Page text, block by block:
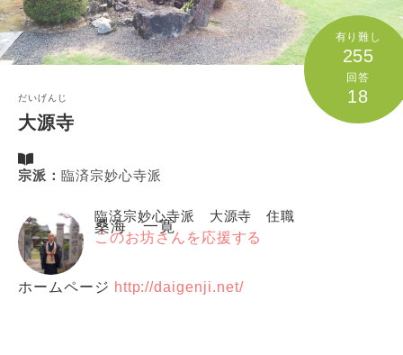
有り難し
255
回答
18
だいげんじ
大源寺
宗派： 臨済宗妙心寺派
臨済宗妙心寺派 大源寺 住職
桑海 一寛
このお坊さんを応援する
ホームページ http://daigenji.net/